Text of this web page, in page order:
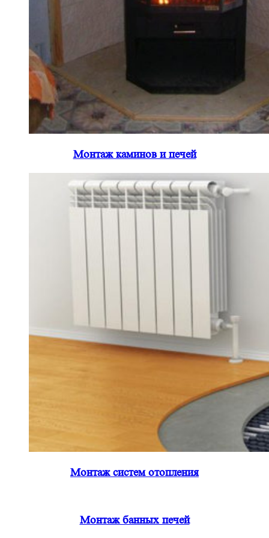
Монтаж каминов и печей
Монтаж систем отопления
Монтаж банных печей